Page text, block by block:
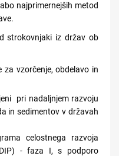
najprimernejših metod
strokovnjaki iz držav ob
za vzorčenje, obdelavo in
pri nadaljnjem razvoju
in sedimentov v državah
celostnega razvoja
- faza I, s podporo